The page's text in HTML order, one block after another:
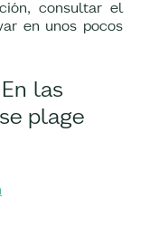
consultar el
en unos pocos
las
plage